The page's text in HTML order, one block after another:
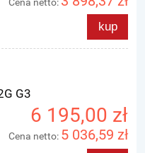
kup
G3
6 195,00 zł
Cena netto: 5 036,59 zł